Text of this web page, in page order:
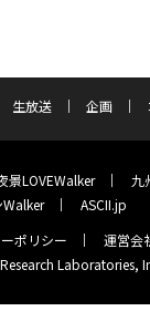
生放送 企画
景LOVEWalker 九
Walker
ASCII.jp
ポリシー 運営会
Laboratories,